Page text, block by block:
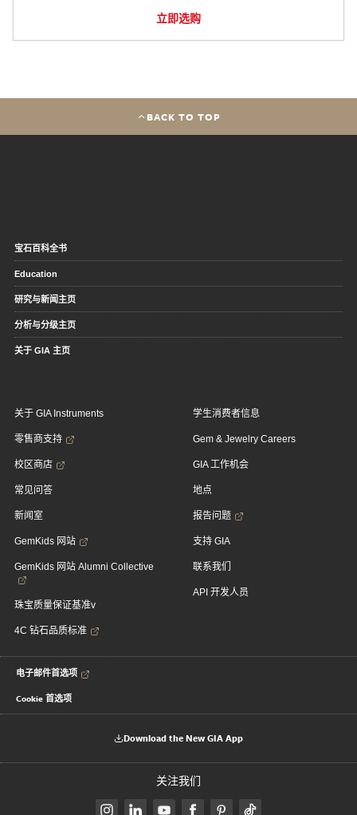
立即选购
BACK TO TOP
宝石百科全书
Education
研究与新闻主页
分析与分级主页
关于 GIA 主页
关于 GIA Instruments
零售商支持
校区商店
常见问答
新闻室
GemKids 网站
GemKids 网站 Alumni Collective
珠宝质量保证基准v
4C 钻石品质标准
学生消费者信息
Gem & Jewelry Careers
GIA 工作机会
地点
报告问题
支持 GIA
联系我们
API 开发人员
电子邮件首选项
Cookie 首选项
Download the New GIA App
关注我们